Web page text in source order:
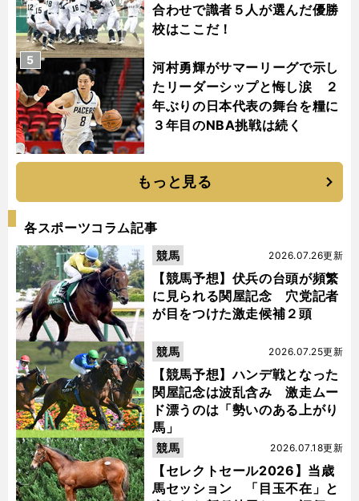
合わせで識者５人が選んだ優勝
校はここだ！
河村勇輝がサマーリーグで示し
たリーダーシップと悔し涙 ２
年ぶりの日本代表の舞台を糧に
３年目のNBA挑戦は続く
5
もっと見る
各スポーツコラム記事
【競馬予想】伏兵の台頭が頻繁
に見られる関屋記念 穴党記者
が目をつけた激走候補２頭
2026.07.26更新
競馬
【競馬予想】ハンデ戦となった
関屋記念は波乱含み 激走ムー
ド漂うのは「勢いのある上がり
馬」
2026.07.25更新
競馬
【セレクトセール2026】当歳
馬セッション 「目玉不在」と
2026.07.18更新
競馬